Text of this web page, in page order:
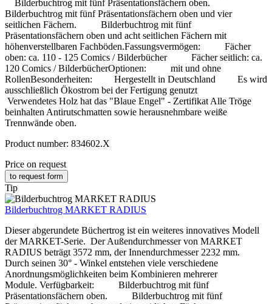
Bilderbuchtrog mit fünf Präsentationsfächern oben.
Bilderbuchtrog mit fünf Präsentationsfächern oben und vier
seitlichen Fächern. Bilderbuchtrog mit fünf
Präsentationsfächern oben und acht seitlichen Fächern mit
höhenverstellbaren Fachböden.Fassungsvermögen: Fächer
oben: ca. 110 - 125 Comics / Bilderbücher Fächer seitlich: ca.
120 Comics / BilderbücherOptionen: mit und ohne
RollenBesonderheiten: Hergestellt in Deutschland Es wird
ausschließlich Ökostrom bei der Fertigung genutzt
Verwendetes Holz hat das "Blaue Engel" - Zertifikat Alle Tröge
beinhalten Antirutschmatten sowie herausnehmbare weiße
Trennwände oben.
Product number: 834602.X
Price on request
to request form
Tip
Bilderbuchtrog MARKET RADIUS
Dieser abgerundete Büchertrog ist ein weiteres innovatives Modell
der MARKET-Serie. Der Außendurchmesser von MARKET
RADIUS beträgt 3572 mm, der Innendurchmesser 2232 mm.
Durch seinen 30° - Winkel entstehen viele verschiedene
Anordnungsmöglichkeiten beim Kombinieren mehrerer
Module. Verfügbarkeit: Bilderbuchtrog mit fünf
Präsentationsfächern oben. Bilderbuchtrog mit fünf